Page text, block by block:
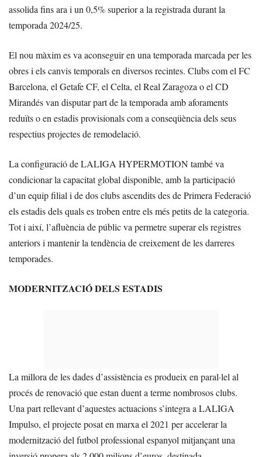
assolida fins ara i un 0,5% superior a la registrada durant la
temporada 2024/25.
El nou màxim es va aconseguir en una temporada marcada per les
obres i els canvis temporals en diversos recintes. Clubs com el FC
Barcelona, el Getafe CF, el Celta, el Real Zaragoza o el CD
Mirandés van disputar part de la temporada amb aforaments
reduïts o en estadis provisionals com a conseqüència dels seus
respectius projectes de remodelació.
La configuració de LALIGA HYPERMOTION també va
condicionar la capacitat global disponible, amb la participació
d’un equip filial i de dos clubs ascendits des de Primera Federació
els estadis dels quals es troben entre els més petits de la categoria.
Tot i així, l’afluència de públic va permetre superar els registres
anteriors i mantenir la tendència de creixement de les darreres
temporades.
MODERNITZACIÓ DELS ESTADIS
La millora de les dades d’assistència es produeix en paral·lel al
procés de renovació que estan duent a terme nombrosos clubs.
Una part rellevant d’aquestes actuacions s’integra a LALIGA
Impulso, el projecte posat en marxa el 2021 per accelerar la
modernització del futbol professional espanyol mitjançant una